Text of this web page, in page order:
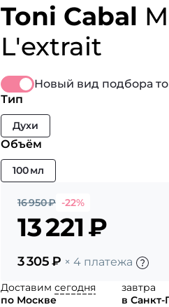
Toni Cabal
L'extrait
Новый вид подбора
Тип
Духи
Объём
100 мл
16 950₽ -22%
13 221₽
3 305₽ × 4 платежа
Доставим сегодня
по Москве
завтра
в Санкт-